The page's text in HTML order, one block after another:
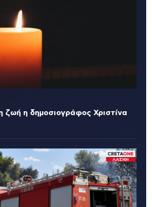
ζωή η δημοσιογράφος Χριστίνα